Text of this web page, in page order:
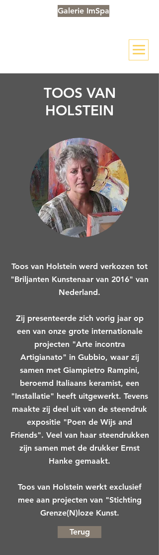
Galerie ImSpa
TOOS VAN
HOLSTEIN
Toos van Holstein werd verkozen tot
"Briljanten Kunstenaar van 2016" van
Nederland.
Zij presenteerde zich vorig jaar op
een van onze grote internationale
projecten "Arte incontra
Artigianato" in Gubbio, waar zij
samen met Giampietro Rampini,
beroemd Italiaans keramist, een
"Installatie" heeft uitgewerkt. Tevens
maakte zij deel uit van de steendruk
expositie "Poen de Wijs and
Friends". Veel van haar steendrukken
zijn samen met de drukker Ernst
Hanke gemaakt.
Toos van Holstein werkt exclusief
mee aan projecten van "Stichting
Grenze(N)loze Kunst.
Terug